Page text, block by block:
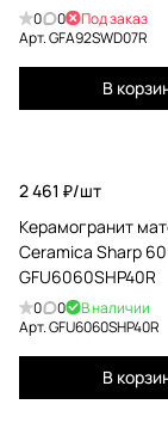
0 0
Под заказ
Арт.GFA92SWD07R
В
2 461 ₽/шт
Керамогранит
Ceramica Sharp
GFU6060SHP40R
0 0
В наличии
Арт.GFU6060SHP40R
В